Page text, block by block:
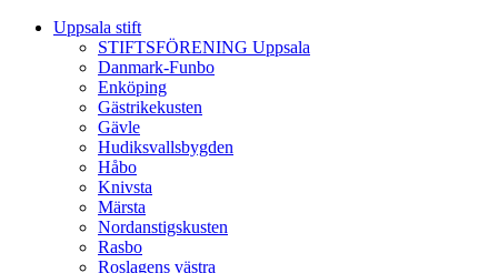
Uppsala stift
STIFTSFÖRENING Uppsala
Danmark-Funbo
Enköping
Gästrikekusten
Gävle
Hudiksvallsbygden
Håbo
Knivsta
Märsta
Nordanstigskusten
Rasbo
Roslagens västra